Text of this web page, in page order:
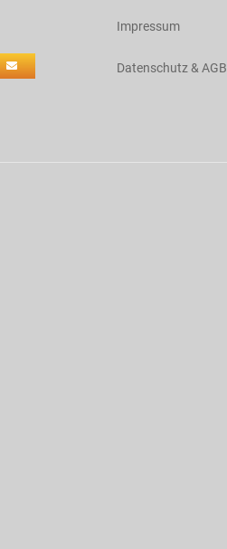
Impressum
Datenschutz & AGB